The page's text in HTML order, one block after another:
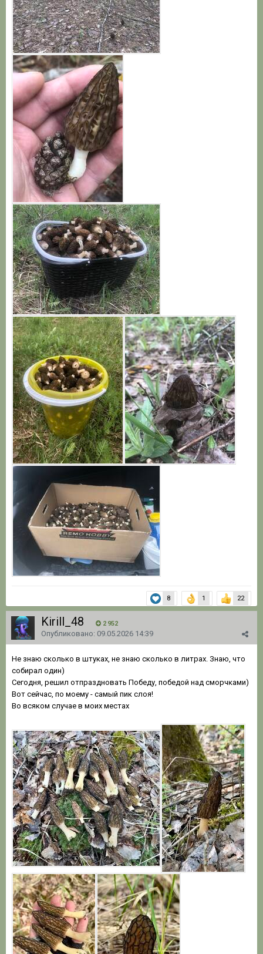
8 1 22
Kirill_48 2 952
Опубликовано: 09.05.2026 14:39
Не знаю сколько в штуках, не знаю сколько в литрах. Знаю, что
собирал один)
Сегодня, решил отпраздновать Победу, победой над сморчками)
Вот сейчас, по моему - самый пик слоя!
Во всяком случае в моих местах